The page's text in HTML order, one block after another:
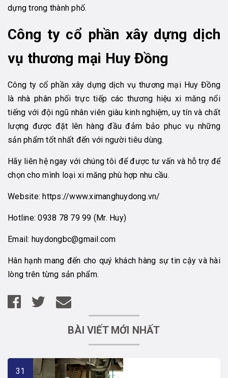
dựng trong thành phố.
Công ty cổ phần xây dựng dịch
vụ thương mại Huy Đồng
Công ty cổ phần xây dựng dịch vụ thương mại Huy Đồng
là nhà phân phối trực tiếp các thương hiệu xi măng nổi
tiếng với đội ngũ nhân viên giàu kinh nghiệm, uy tín và chất
lượng được đặt lên hàng đầu đảm bảo phục vụ những
sản phẩm tốt nhất đến với người tiêu dùng.
Hãy liên hệ ngay với chúng tôi để được tư vấn và hỗ trợ để
chọn cho mình loại xi măng phù hợp nhu cầu.
Website:https://www.ximanghuydong.vn/
Hotline:0938 78 79 99 (Mr. Huy)
Email: huydongbc@gmail.com
Hân hạnh mang đến cho quý khách hàng sự tin cậy và hài
lòng trên từng sản phẩm.
BÀI VIẾT MỚI NHẤT
31